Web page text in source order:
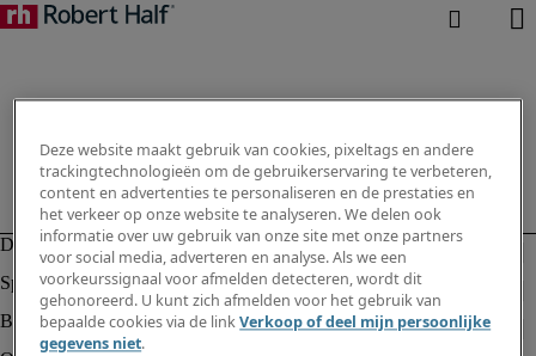
Deze website maakt gebruik van cookies, pixeltags en andere
trackingtechnologieën om de gebruikerservaring te verbeteren,
content en advertenties te personaliseren en de prestaties en
het verkeer op onze website te analyseren. We delen ook
informatie over uw gebruik van onze site met onze partners
voor social media, adverteren en analyse. Als we een
voorkeurssignaal voor afmelden detecteren, wordt dit
gehonoreerd. U kunt zich afmelden voor het gebruik van
bepaalde cookies via de linkVerkoop of deel mijn persoonlijke
gegevens niet.